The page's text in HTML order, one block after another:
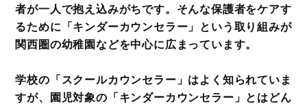
者が一人で抱え込みがちです。そんな保護者をケアす
るために「キンダーカウンセラー」という取り組みが
関西圏の幼稚園などを中心に広まっています。
学校の「スクールカウンセラー」はよく知られていま
すが、園児対象の「キンダーカウンセラー」とはどん